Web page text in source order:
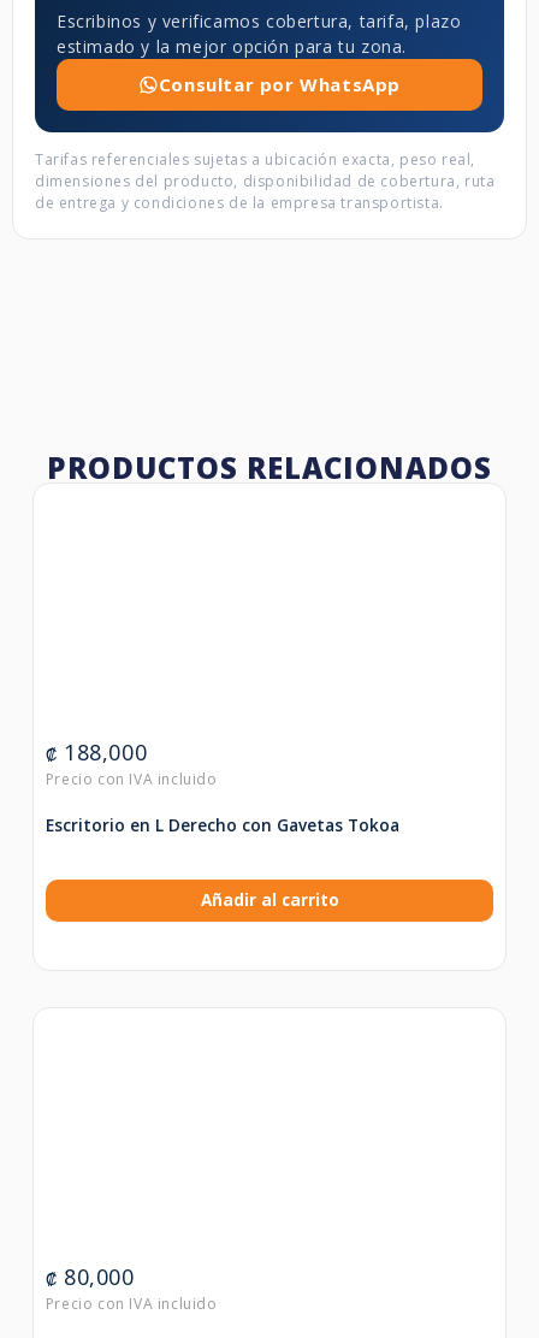
Escribinos y verificamos cobertura, tarifa, plazo
estimado y la mejor opción para tu zona.
Consultar por WhatsApp
Tarifas referenciales sujetas a ubicación exacta, peso real,
dimensiones del producto, disponibilidad de cobertura, ruta
de entrega y condiciones de la empresa transportista.
PRODUCTOS RELACIONADOS
₡ 188,000
Escritorio en L Derecho con Gavetas Tokoa
Añadir al carrito
₡ 80,000